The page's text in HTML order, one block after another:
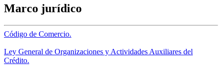
Marco jurídico
Código de Comercio.
Ley General de Organizaciones y Actividades Auxiliares del
Crédito.